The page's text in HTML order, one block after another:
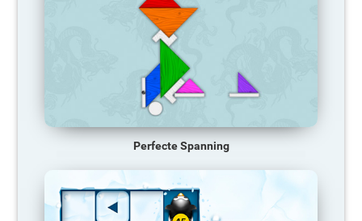
Perfecte Spanning